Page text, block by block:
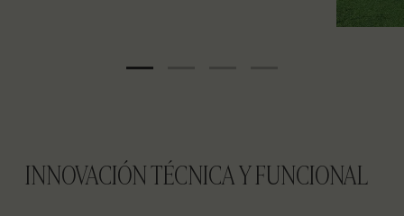
INNOVACIÓN TÉCNICA Y FUNCIONAL